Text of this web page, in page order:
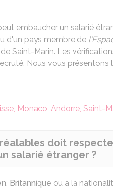
embaucher un salarié
d'un pays membre de
Saint-Marin. Les
Nous vous présentons
Monaco, Andorre, Saint-
doit
salarié étranger ?
, Britannique ou a la